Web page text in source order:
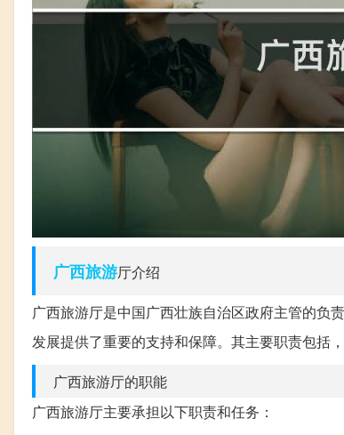
广西旅游厅介绍
广西旅游厅是中国广西壮族自治区政府主管的负
发展提供了重要的支持和保障。其主要职责包括
广西旅游厅的职能
广西旅游厅主要承担以下职责和任务：